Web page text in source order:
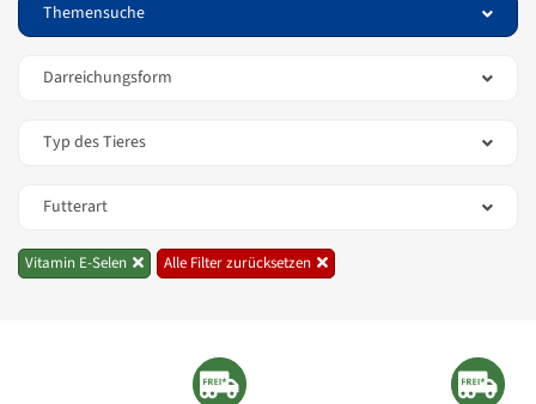
Themensuche
Darreichungsform
Typ des Tieres
Futterart
Vitamin E-Selen Alle Filter zurücksetzen